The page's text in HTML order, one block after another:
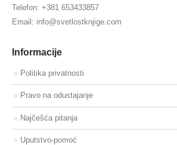
Telefon: +381 653433857
Email: info@svetlostknjige.com
Informacije
Politika privatnosti
Pravo na odustajanje
Najčešća pitanja
Uputstvo-pomoć